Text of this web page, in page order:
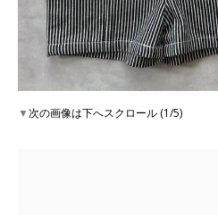
▼次の画像は下へスクロール (1/5)